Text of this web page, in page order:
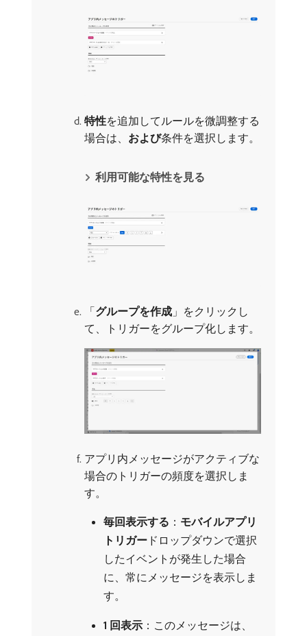
特性​を追加してルールを微調整する
場合は、 および​条件を選択します。
利用可能な特性を見る
「グループを作成 」をクリックし
て、トリガーをグループ化します。
アプリ内メッセージがアクティブな
場合のトリガーの頻度を選択しま
す。
毎回表示する ： モバイルアプリ
トリガー ​ドロップダウンで選択
したイベントが発生した場合
に、常にメッセージを表示しま
す。
1 回表示 ：このメッセージは、